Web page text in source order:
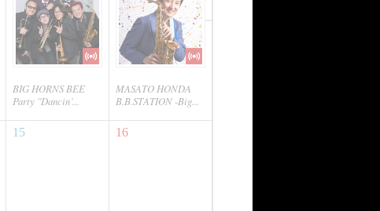
BIG HORNS BEE
Party "Dancin’...
MASATO HONDA
B.B.STATION -Big...
15 16